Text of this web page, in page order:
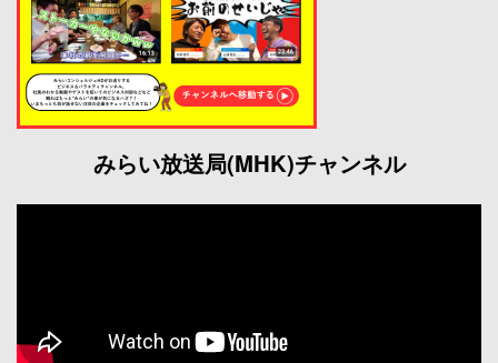
みらい放送局(MHK)チャンネル